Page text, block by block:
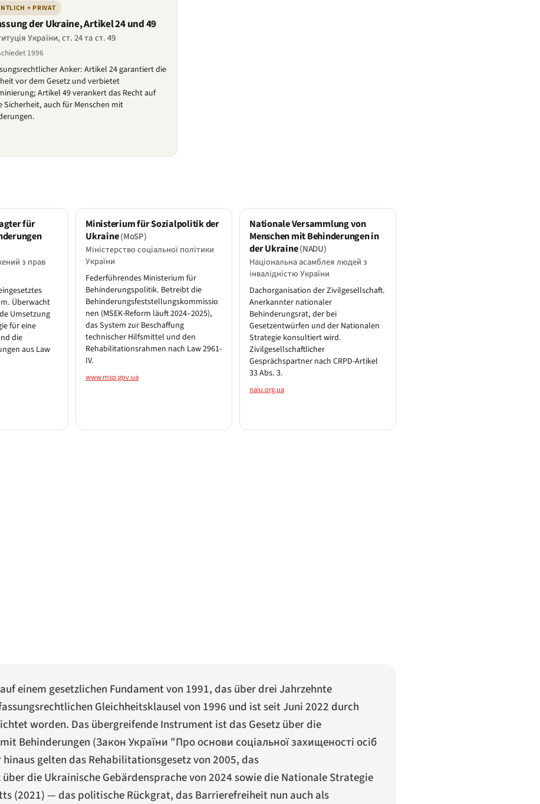
+ PRIVAT
der Ukraine, Artikel 24 und 49
України, ст. 24 та ст. 49
1996
Anker: Artikel 24 garantiert die
vor dem Gesetz und verbietet
Artikel 49 verankert das Recht auf
Sicherheit, auch für Menschen mit
für
з прав
Überwacht
Umsetzung
für eine
die
aus Law
Ministerium für Sozialpolitik der
Ukraine(MoSP)
Міністерство соціальної політики
України
Federführendes Ministerium für
Behinderungspolitik. Betreibt die
Behinderungsfeststellungskommissio
nen (MSEK-Reform läuft 2024–2025),
das System zur Beschaffung
technischer Hilfsmittel und den
Rehabilitationsrahmen nach Law 2961-
IV.
www.msp.gov.ua
Nationale Versammlung von
Menschen mit Behinderungen in
der Ukraine(NADU)
Національна асамблея людей з
інвалідністю України
Dachorganisation der Zivilgesellschaft.
Anerkannter nationaler
Behinderungsrat, der bei
Gesetzentwürfen und der Nationalen
Strategie konsultiert wird.
Zivilgesellschaftlicher
Gesprächspartner nach CRPD-Artikel
33 Abs. 3.
naiu.org.ua
einem gesetzlichen Fundament von 1991, das über drei Jahrzehnte
Gleichheitsklausel von 1996 und ist seit Juni 2022 durch
worden. Das übergreifende Instrument ist das Gesetz über die
Behinderungen (Закон України "Про основи соціальної захищеності осіб
hinaus gelten das Rehabilitationsgesetz von 2005, das
die Ukrainische Gebärdensprache von 2024 sowie die Nationale Strategie
(2021) — das politische Rückgrat, das Barrierefreiheit nun auch als